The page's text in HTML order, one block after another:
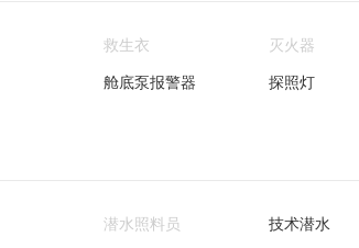
救生衣 灭火器
舱底泵报警器 探照灯
潜水照料员 技术潜水